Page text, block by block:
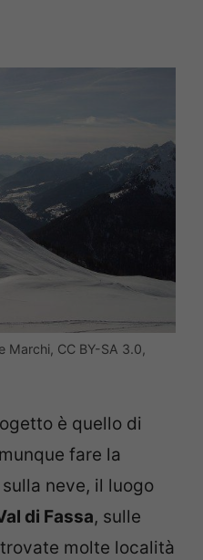
Marchi, CC BY-SA 3.0,
è quello di
fare la
neve, il luogo
di Fassa, sulle
molte località